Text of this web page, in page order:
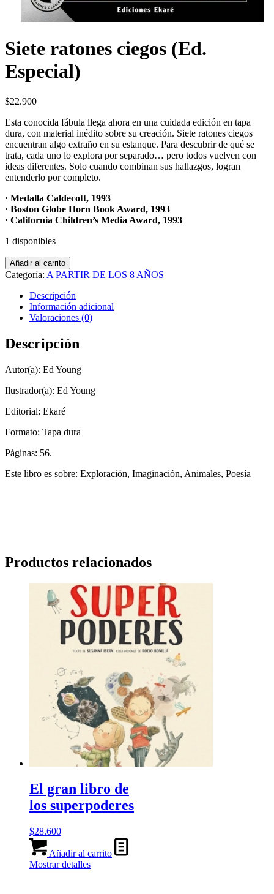
Siete ratones ciegos (Ed.
Especial)
$22.900
Esta conocida fábula llega ahora en una cuidada edición en tapa
dura, con material inédito sobre su creación. Siete ratones ciegos
encuentran algo extraño en su estanque. Para descubrir de qué se
trata, cada uno lo explora por separado… pero todos vuelven con
ideas diferentes. Solo cuando combinan sus hallazgos, logran
entenderlo por completo.
· Medalla Caldecott, 1993
· Boston Globe Horn Book Award, 1993
· California Children’s Media Award, 1993
1 disponibles
Siete
ratones
ciegos
(Ed.
Especial)
cantidad
Añadir al carrito
Categoría: A PARTIR DE LOS 8 AÑOS
Descripción
Información adicional
Valoraciones (0)
Descripción
Autor(a): Ed Young
Ilustrador(a): Ed Young
Editorial: Ekaré
Formato: Tapa dura
Páginas: 56.
Este libro es sobre: Exploración, Imaginación, Animales, Poesía
Productos relacionados
El gran libro de
los superpoderes
$28.600
Añadir al carrito
Mostrar detalles